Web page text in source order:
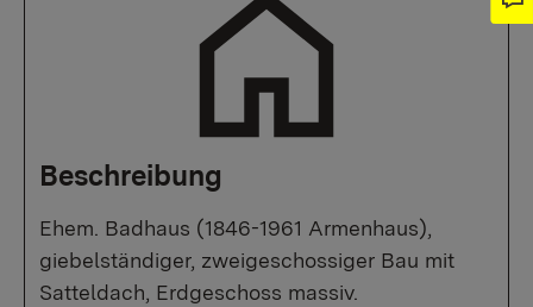
Beschreibung
Ehem. Badhaus (1846-1961 Armenhaus),
giebelständiger, zweigeschossiger Bau mit
Satteldach, Erdgeschoss massiv.